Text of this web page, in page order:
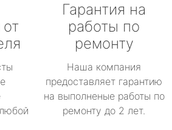
Гарантия на
работы по
ремонту
Наша компания
предоставляет гарантию
на выполненые работы по
ремонту до 2 лет.